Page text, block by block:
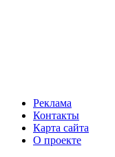
Реклама
Контакты
Карта сайта
О проекте